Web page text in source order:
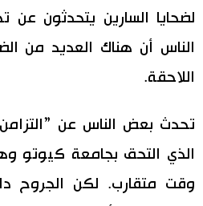
لضحايا السارين يتحدثون عن
الناس أن هناك العديد من
اللاحقة.
تحدث بعض الناس عن
الذي التحق بجامعة كيوتو
وقت متقارب. لكن الجروح